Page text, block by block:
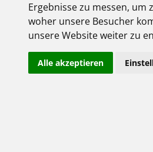
Ergebnisse zu messen, um
woher unsere Besucher
unsere Website weiter zu
Alle akzeptieren